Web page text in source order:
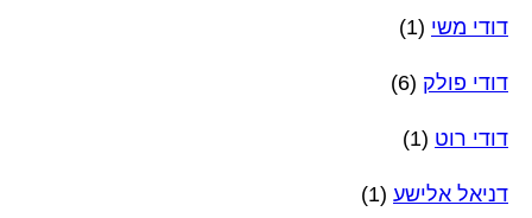
דודי משי (1)
דודי פולק (6)
דודי רוט (1)
דניאל אלישע (1)